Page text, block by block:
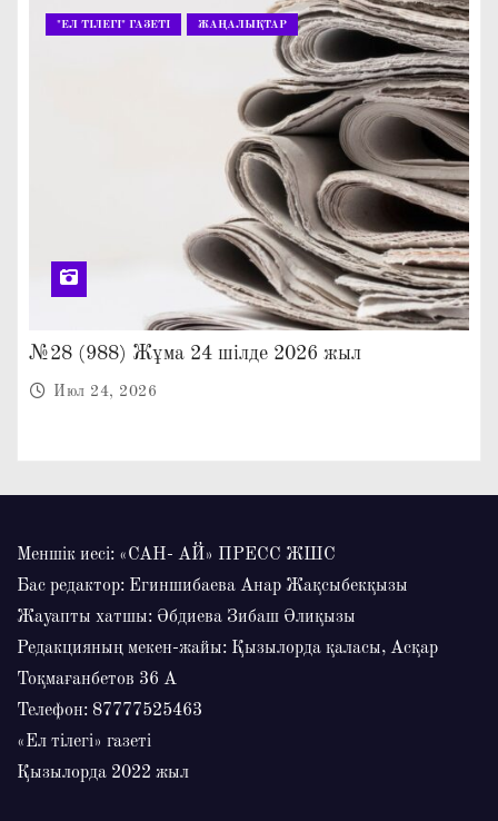
"ЕЛ ТІЛЕГІ" ГАЗЕТІ ЖАҢАЛЫҚТАР
№28 (988) Жұма 24 шілде 2026 жыл
Июл 24, 2026
Меншік иесі: «САН- АЙ» ПРЕСС ЖШС
Бас редактор: Егиншибаева Анар Жақсыбекқызы
Жауапты хатшы: Әбдиева Зибаш Әлиқызы
Редакцияның мекен-жайы: Қызылорда қаласы, Асқар
Тоқмағанбетов 36 А
Телефон: 87777525463
«Ел тілегі» газеті
Қызылорда 2022 жыл